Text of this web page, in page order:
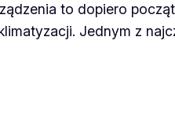
to dopiero
Jednym z